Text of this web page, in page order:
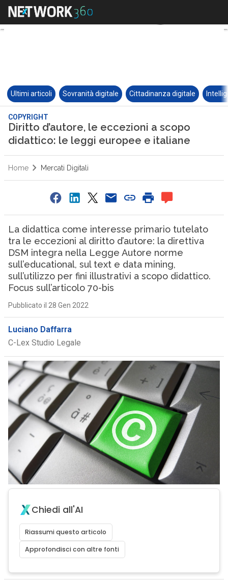
Ultimi articoli Sovranità digitale Cittadinanza digitale
COPYRIGHT
Diritto d’autore, le eccezioni a scopo
didattico: le leggi europee e italiane
Home Mercati Digitali
La didattica come interesse primario tutelato
tra le eccezioni al diritto d’autore: la direttiva
DSM integra nella Legge Autore norme
sull’educational, sul text e data mining,
sull’utilizzo per fini illustrativi a scopo didattico.
Focus sull’articolo 70-bis
Pubblicato il 28 Gen 2022
Luciano Daffarra
C-Lex Studio Legale
Chiedi all'AI
Riassumi questo articolo
Approfondisci con altre fonti